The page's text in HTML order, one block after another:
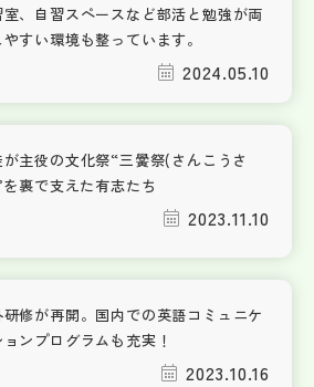
、自習スペースなど部活と勉強が両
すい環境も整っています。
2024.05.10
主役の文化祭“三黌祭(さんこうさ
裏で支えた有志たち
2023.11.10
修が再開。国内での英語コミュニケ
ョンプログラムも充実！
2023.10.16